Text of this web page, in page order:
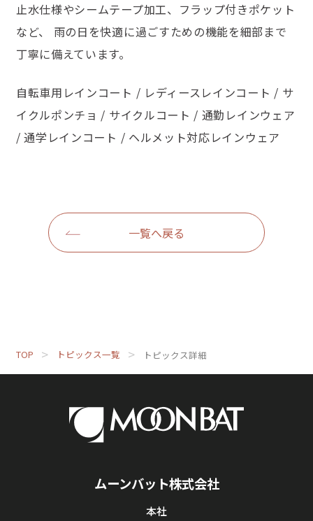
止水仕様やシームテープ加工、フラップ付きポケット
など、 雨の日を快適に過ごすための機能を細部まで
丁寧に備えています。
自転車用レインコート / レディースレインコート / サ
イクルポンチョ / サイクルコート / 通勤レインウェア
/ 通学レインコート / ヘルメット対応レインウェア
一覧へ戻る
TOP トピックス一覧 トピックス詳細
ムーンバット株式会社
本社